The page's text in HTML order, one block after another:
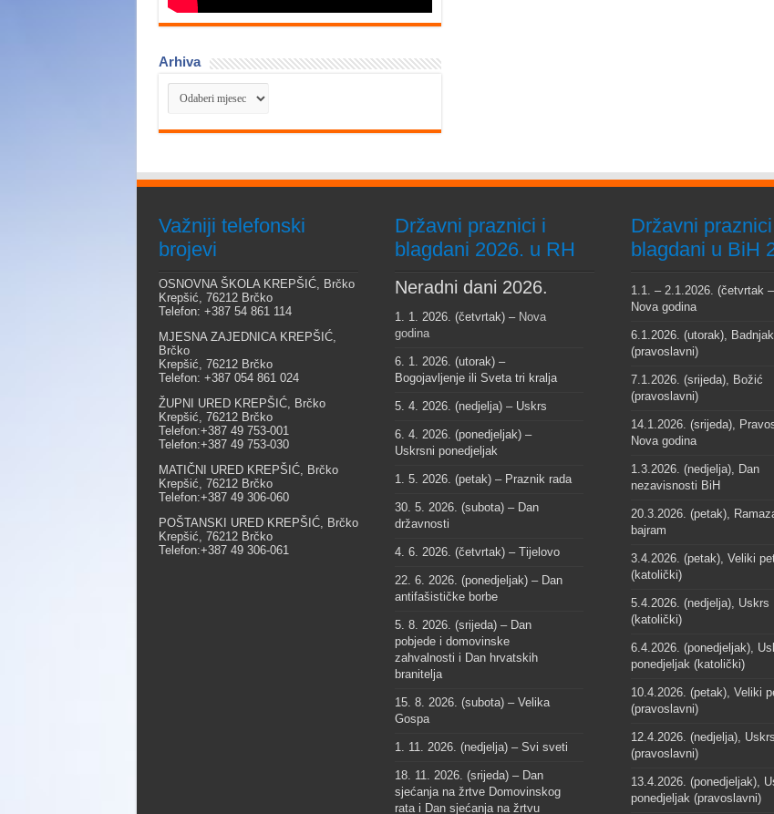
Arhiva
Arhiva
Važniji telefonski
brojevi
OSNOVNA ŠKOLA KREPŠIĆ, Brčko
Krepšić, 76212 Brčko
Telefon: +387 54 861 114
MJESNA ZAJEDNICA KREPŠIĆ,
Brčko
Krepšić, 76212 Brčko
Telefon: +387 054 861 024
ŽUPNI URED KREPŠIĆ, Brčko
Krepšić, 76212 Brčko
Telefon:+387 49 753-001
Telefon:+387 49 753-030
MATIČNI URED KREPŠIĆ, Brčko
Krepšić, 76212 Brčko
Telefon:+387 49 306-060
POŠTANSKI URED KREPŠIĆ, Brčko
Krepšić, 76212 Brčko
Telefon:+387 49 306-061
Državni praznici i
blagdani 2026. u RH
Neradni dani 2026.
1. 1. 2026. (četvrtak) – Nova
godina
6. 1. 2026. (utorak) –
Bogojavljenje ili Sveta tri kralja
5. 4. 2026. (nedjelja) – Uskrs
6. 4. 2026. (ponedjeljak) –
Uskrsni ponedjeljak
1. 5. 2026. (petak) – Praznik rada
30. 5. 2026. (subota) – Dan
državnosti
4. 6. 2026. (četvrtak) – Tijelovo
22. 6. 2026. (ponedjeljak) – Dan
antifašističke borbe
5. 8. 2026. (srijeda) – Dan
pobjede i domovinske
zahvalnosti i Dan hrvatskih
branitelja
15. 8. 2026. (subota) – Velika
Gospa
1. 11. 2026. (nedjelja) – Svi sveti
18. 11. 2026. (srijeda) – Dan
sjećanja na žrtve Domovinskog
rata i Dan sjećanja na žrtvu
Državni
blagdani u BiH
1.1. – 2.1.2026. (četvrtak
Nova godina
6.1.2026. (utorak), Badnjak
(pravoslavni)
7.1.2026. (srijeda), Božić
(pravoslavni)
14.1.2026. (srijeda),
Nova godina
1.3.2026. (nedjelja), Dan
nezavisnosti BiH
20.3.2026. (petak),
bajram
3.4.2026. (petak), Veliki
(katolički)
5.4.2026. (nedjelja), Uskrs
(katolički)
6.4.2026. (ponedjeljak),
ponedjeljak (katolički)
10.4.2026. (petak), Veliki
(pravoslavni)
12.4.2026. (nedjelja), Uskrs
(pravoslavni)
13.4.2026. (ponedjeljak),
ponedjeljak (pravoslavni)